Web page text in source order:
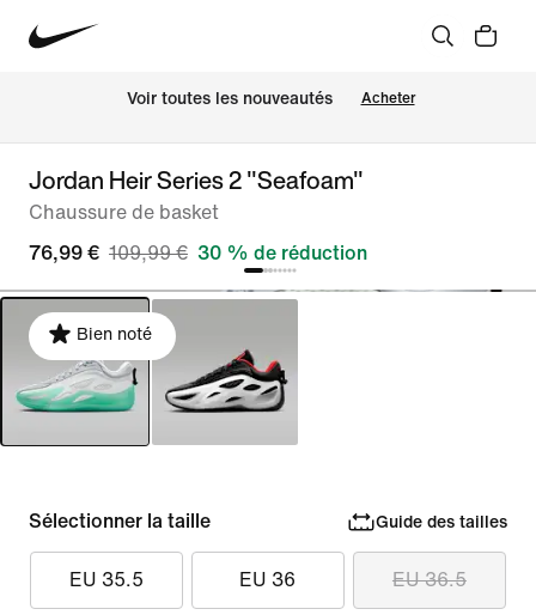
Voir toutes les nouveautés Acheter
Jordan Heir Series 2 "Seafoam"
Chaussure de basket
76,99 € 109,99 € 30 % de réduction
Bien noté
Sélectionner la taille Guide des tailles
EU 35.5 EU 36 EU 36.5